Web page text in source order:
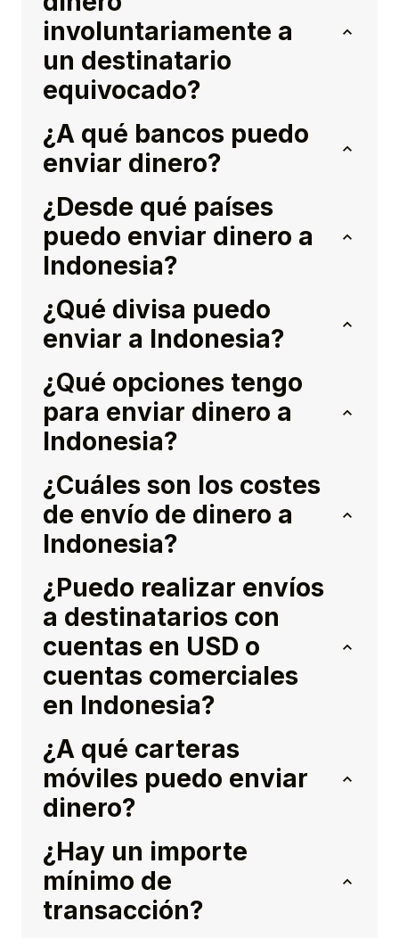
involuntariamente a
un destinatario
equivocado?
¿A qué bancos puedo
enviar dinero?
¿Desde qué países
puedo enviar dinero a
Indonesia?
¿Qué divisa puedo
enviar a Indonesia?
¿Qué opciones tengo
para enviar dinero a
Indonesia?
¿Cuáles son los costes
de envío de dinero a
Indonesia?
¿Puedo realizar envíos
a destinatarios con
cuentas en USD o
cuentas comerciales
en Indonesia?
¿A qué carteras
móviles puedo enviar
dinero?
¿Hay un importe
mínimo de
transacción?